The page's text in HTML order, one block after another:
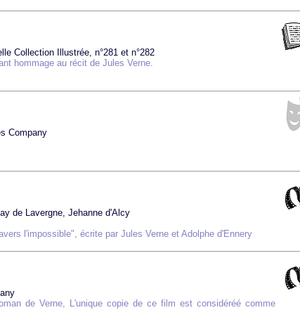
Collection Illustrée, n°281 et n°282
hommage au récit de Jules Verne.
Company
de Lavergne, Jehanne d'Alcy
l'impossible", écrite par Jules Verne et Adolphe d'Ennery
de Verne, L'unique copie de ce film est considéréé comme